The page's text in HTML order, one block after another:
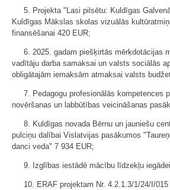
5. Projekta "Lasi pilsētu: Kuldīgas
Kuldīgas Mākslas skolas vizuālās
finansēšanai 420 EUR;
6. 2025. gadam piešķirtās mērķdotācijas
vadītāju darba samaksai un valsts sociālās
obligātajām iemaksām atmaksai valsts
7. Pedagogu profesionālās kompetences
novēršanas un labbūtības veicināšanas
8. Kuldīgas novada Bērnu un jauniešu
pulciņu dalībai Vislatvijas pasākumos
danci veda" 7 934 EUR;
9. Izglības iestādē mācību līdzekļu
10. ERAF projektam Nr. 4.2.1.3/1/24/I/